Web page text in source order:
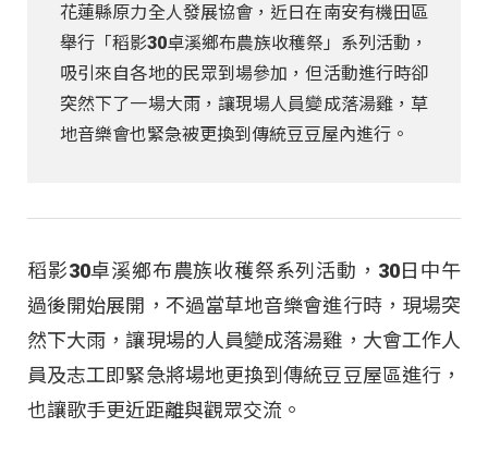
花蓮縣原力全人發展協會，近日在南安有機田區
舉行「稻影30卓溪鄉布農族收穫祭」系列活動，
吸引來自各地的民眾到場參加，但活動進行時卻
突然下了一場大雨，讓現場人員變成落湯雞，草
地音樂會也緊急被更換到傳統豆豆屋內進行。
稻影30卓溪鄉布農族收穫祭系列活動，30日中午
過後開始展開，不過當草地音樂會進行時，現場突
然下大雨，讓現場的人員變成落湯雞，大會工作人
員及志工即緊急將場地更換到傳統豆豆屋區進行，
也讓歌手更近距離與觀眾交流。